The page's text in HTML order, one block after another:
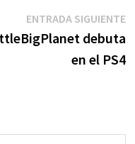
ENTRADA SIGUIENTE
debuta
en el PS4